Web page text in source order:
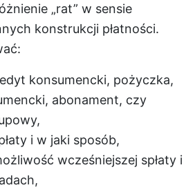
„rat” w sensie
konstrukcji płatności.
konsumencki, pożyczka,
abonament, czy
i w jaki sposób,
wcześniejszej spłaty i